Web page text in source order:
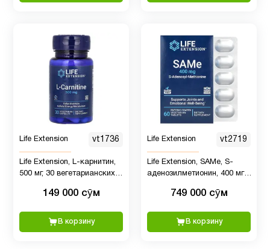
Минералы
Мужчинам 23
Мультивитамины
поступления
ногти и
волосы
Life Extension vt1736
Life Extension, L-карнитин,
500 мг, 30 вегетарианских
149 000 сӯм
В корзину
Life Extension vt2719
Life Extension, SAMe, S-
аденозилметионин, 400 мг,
таблеток749 000 сӯм
В корзину